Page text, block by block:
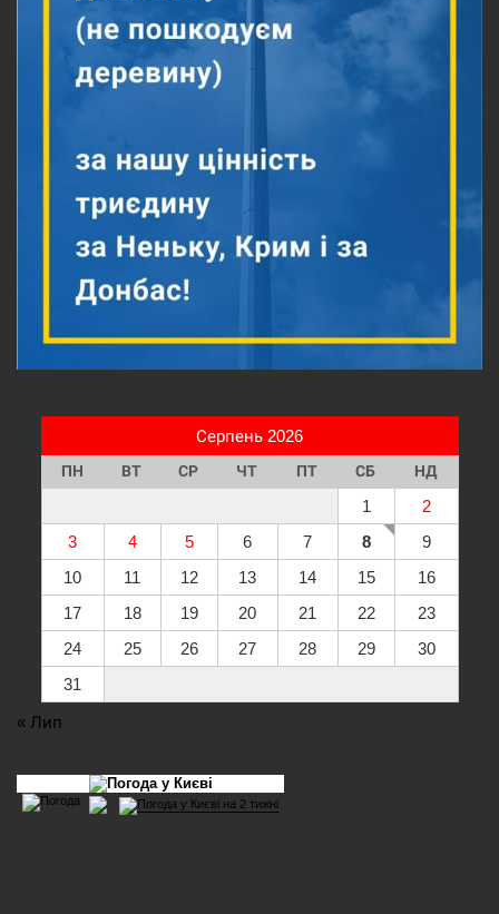
Серпень 2026
ПН ВТ СР ЧТ ПТ СБ НД
1
2
3
4 5 6 7 8
9
10
11 12 13 14 15
16
17
18 19 20 21 22
23
24
25 26 27 28 29
30
31
« Лип